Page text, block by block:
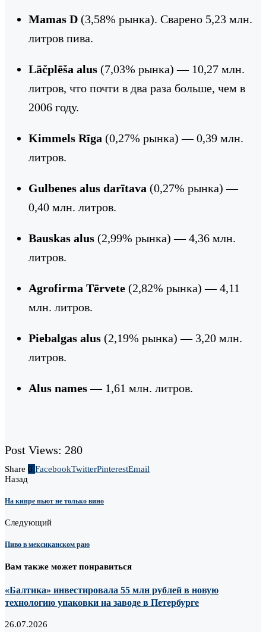
Mamas D (3,58% рынка). Сварено 5,23 млн.
литров пива.
Lāčplēša alus (7,03% рынка) — 10,27 млн.
литров, что почти в два раза больше, чем в
2006 году.
Kimmels Rīga (0,27% рынка) — 0,39 млн.
литров.
Gulbenes alus darītava (0,27% рынка) —
0,40 млн. литров.
Bauskas alus (2,99% рынка) — 4,36 млн.
литров.
Agrofirma Tērvete (2,82% рынка) — 4,11
млн. литров.
Piebalgas alus (2,19% рынка) — 3,20 млн.
литров.
Alus names— 1,61 млн. литров.
Post Views: 280
Share 0 FacebookTwitterPinterestEmail
Назад
На кипре пьют не только вино
Следующий
Пиво в мексиканском раю
Вам также может понравиться
«Балтика» инвестировала 55 млн рублей в новую
технологию упаковки на заводе в Петербурге
26.07.2026